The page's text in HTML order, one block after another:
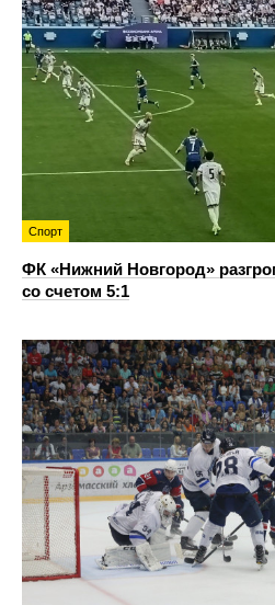
Спорт
ФК «Нижний Новгород»
со счетом 5:1